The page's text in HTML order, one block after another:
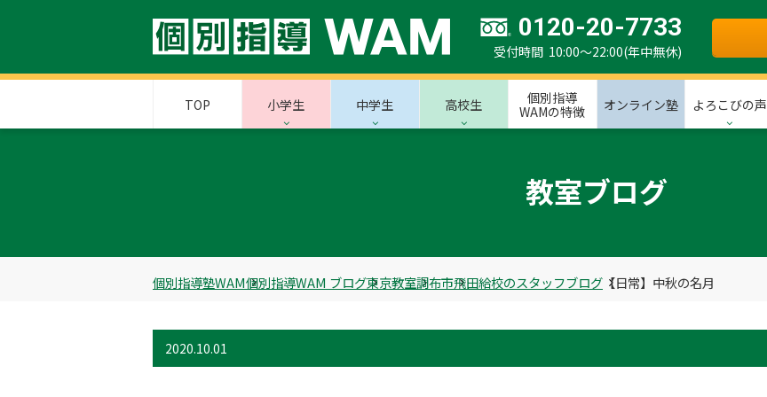
0120-20-7733
受付時間 10:00～22:00(年中無休)
TOP 小学生 中学生 高校生
個別指導
WAMの特徴
オンライン塾 よろこびの声
教室ブログ
個別指導塾WAM個別指導WAM ブログ東京教室調布市飛田給校のスタッフブログ 【日常】中秋の名月
2020.10.01